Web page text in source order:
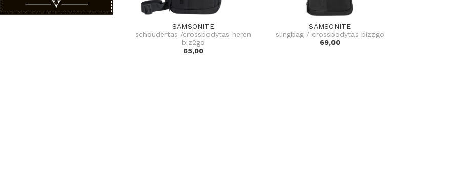
SAMSONITE
schoudertas /crossbodytas heren
biz2go
65,00
SAMSONITE
slingbag / crossbodytas bizzgo
69,00